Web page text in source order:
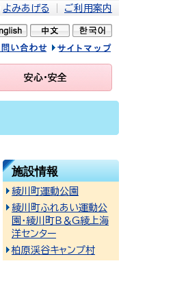
よみあげる ご利用案内
問い合せ イトマップ
安心・安全
Atom施設情報
綾川町運動公園
綾川町ふれあい運動公
園・綾川町Ｂ＆G綾上海
洋センター
柏原渓谷キャンプ村